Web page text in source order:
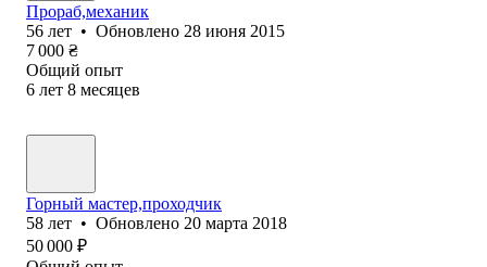
Прораб,механик
56 лет • Обновлено 28 июня 2015
7 000 ₴
Общий опыт
6 лет 8 месяцев
Горный мастер,проходчик
58 лет • Обновлено 20 марта 2018
50 000 ₽